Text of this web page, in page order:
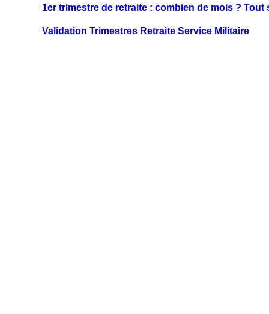
1er trimestre de retraite : combien de mois ?
Validation Trimestres Retraite Service Militaire